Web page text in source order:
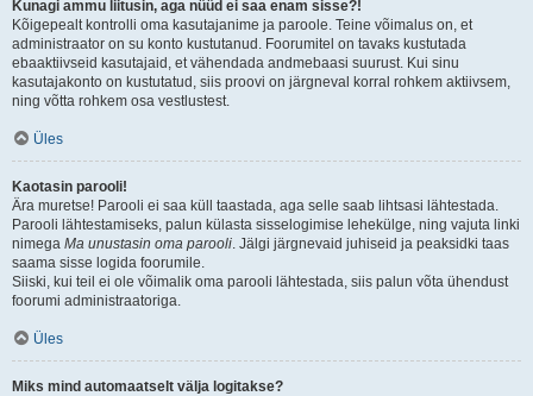
Kunagi ammu liitusin, aga nüüd ei saa enam sisse?!
Kõigepealt kontrolli oma kasutajanime ja paroole. Teine võimalus on, et
administraator on su konto kustutanud. Foorumitel on tavaks kustutada
ebaaktiivseid kasutajaid, et vähendada andmebaasi suurust. Kui sinu
kasutajakonto on kustutatud, siis proovi on järgneval korral rohkem aktiivsem,
ning võtta rohkem osa vestlustest.
Üles
Kaotasin parooli!
Ära muretse! Parooli ei saa küll taastada, aga selle saab lihtsasi lähtestada.
Parooli lähtestamiseks, palun külasta sisselogimise lehekülge, ning vajuta linki
nimega Ma unustasin oma parooli. Jälgi järgnevaid juhiseid ja peaksidki taas
saama sisse logida foorumile.
Siiski, kui teil ei ole võimalik oma parooli lähtestada, siis palun võta ühendust
foorumi administraatoriga.
Üles
Miks mind automaatselt välja logitakse?